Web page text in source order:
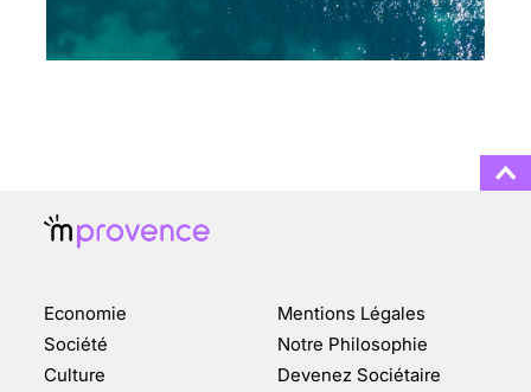
CHANGEMENT DE SEXE :
DES DEMANDES
TOUJOURS PLUS
FAIT SURFACE À
MARSEILLE (1/5)
10 jan 2022
Economie
Société
Culture
Mentions Légales
Notre Philosophie
Devenez Sociétaire